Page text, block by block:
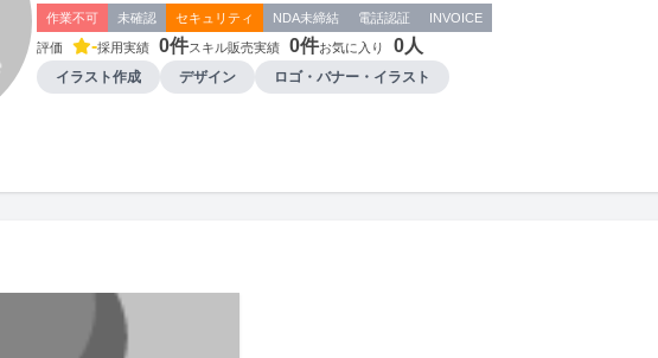
作業不可
未確認 セキュリティ NDA未締結 電話認証 INVOICE
評価 -採用実績 0件スキル販売実績 0件お気に入り 0人
イラスト作成 デザイン ロゴ・バナー・イラスト